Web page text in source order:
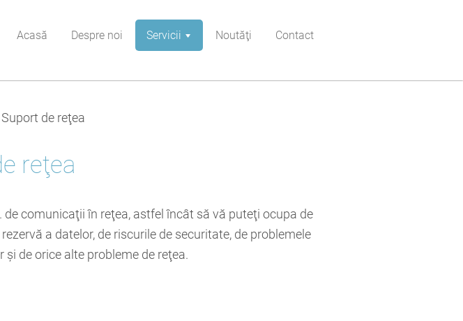
Acasă Despre noi Servicii Noutăţi Contact
Suport de reţea
reţea
comunicaţii în reţea, astfel încât să vă puteţi ocupa de
a datelor, de riscurile de securitate, de problemele
şi de orice alte probleme de reţea.